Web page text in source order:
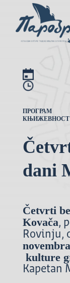
ПРОГРАМ
КЊИЖЕВНОСТ
dani
Četvrti
Kovača,
Rovinju,
kulture
Kapetan